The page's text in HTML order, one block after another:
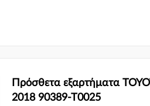
Πρόσθετα εξαρτήματα
2018 90389-T0025